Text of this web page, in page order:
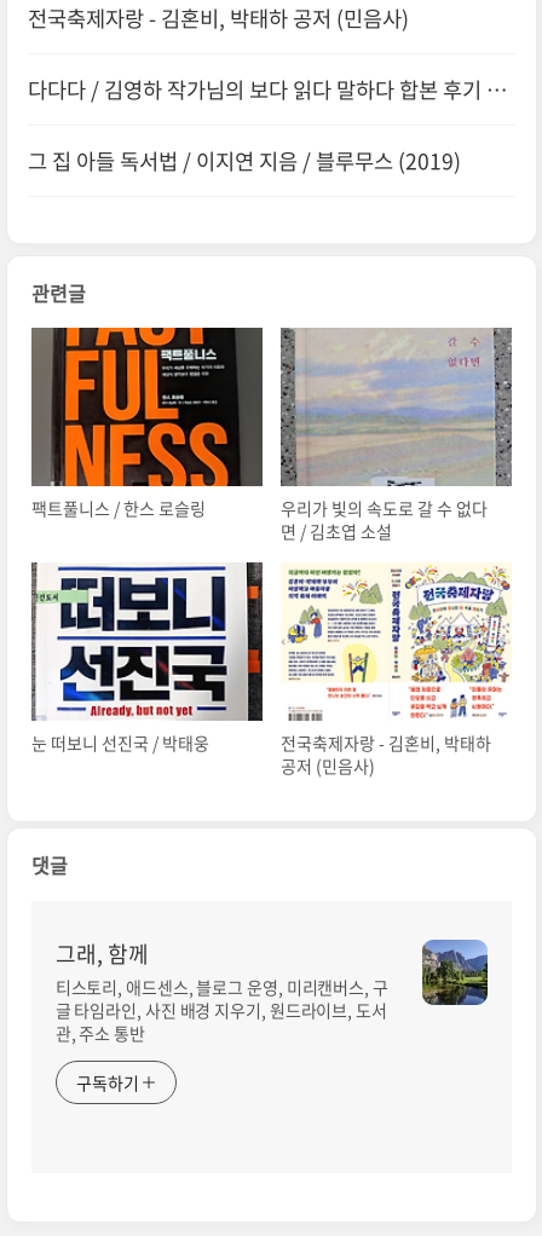
전국축제자랑 - 김혼비, 박태하 공저 (민음사)
다다다 / 김영하 작가님의 보다 읽다 말하다 합본 후기 /
그 집 아들 독서법 / 이지연 지음 / 블루무스 (2019)
관련글
팩트풀니스 / 한스 로슬링
우리가 빛의 속도로 갈 수 없다
면 / 김초엽 소설
눈 떠보니 선진국 / 박태웅
전국축제자랑 - 김혼비, 박태하
공저 (민음사)
댓글
그래, 함께
티스토리, 애드센스, 블로그 운영, 미리캔버스, 구
글 타임라인, 사진 배경 지우기, 원드라이브, 도서
관, 주소 통반
구독하기